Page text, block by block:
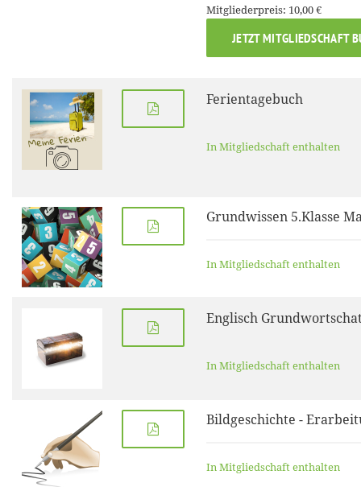
Mitgliederpreis: 10,00 €
JETZT MITGLIEDSCHAFT
Ferientagebuch
In Mitgliedschaft enthalten
Grundwissen 5.Klasse
In Mitgliedschaft enthalten
Englisch
In Mitgliedschaft enthalten
Bildgeschichte -
In Mitgliedschaft enthalten